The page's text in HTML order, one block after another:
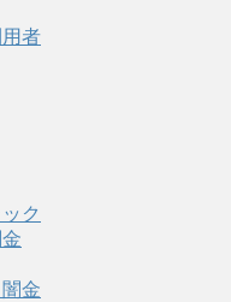
者
ク
金